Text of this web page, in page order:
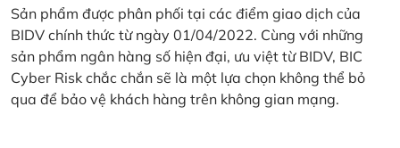
Sản phẩm được phân phối tại các điểm giao dịch của
BIDV chính thức từ ngày 01/04/2022. Cùng với những
sản phẩm ngân hàng số hiện đại, ưu việt từ BIDV, BIC
Cyber Risk chắc chắn sẽ là một lựa chọn không thể bỏ
qua để bảo vệ khách hàng trên không gian mạng.